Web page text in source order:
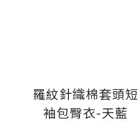
羅紋針織棉套頭短
袖包臀衣-天藍